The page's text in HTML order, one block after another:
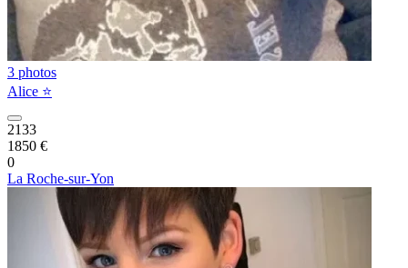
3 photos
Alice ⭐️
2133
1850 €
0
La Roche-sur-Yon